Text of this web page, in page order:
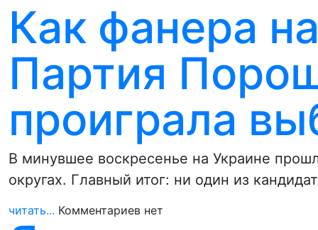
Как фанера
Партия
проиграла
В минувшее воскресенье на Украине
округах. Главный итог: ни один из
читать... Комментариев нет